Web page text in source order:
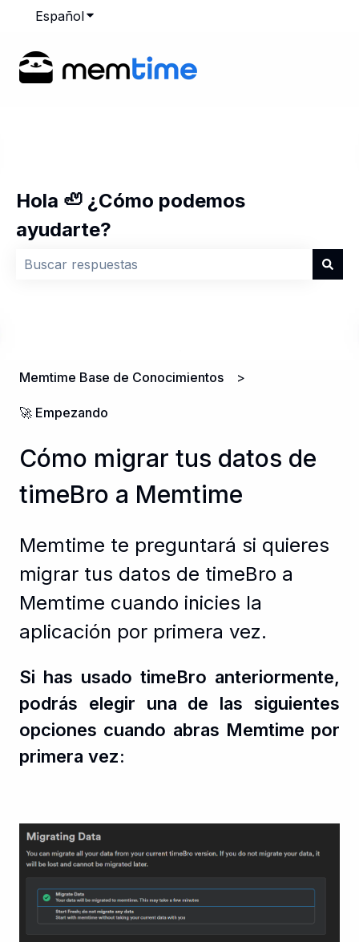
EspañolTraducciones de Mostrar submenú de
Hola 🦥 ¿Cómo podemos
ayudarte?
Memtime Base de Conocimientos
🚀 Empezando
Cómo migrar tus datos de
timeBro a Memtime
Memtime te preguntará si quieres
migrar tus datos de timeBro a
Memtime cuando inicies la
aplicación por primera vez.
Si has usado timeBro anteriormente,
podrás elegir una de las siguientes
opciones cuando abras Memtime por
primera vez: